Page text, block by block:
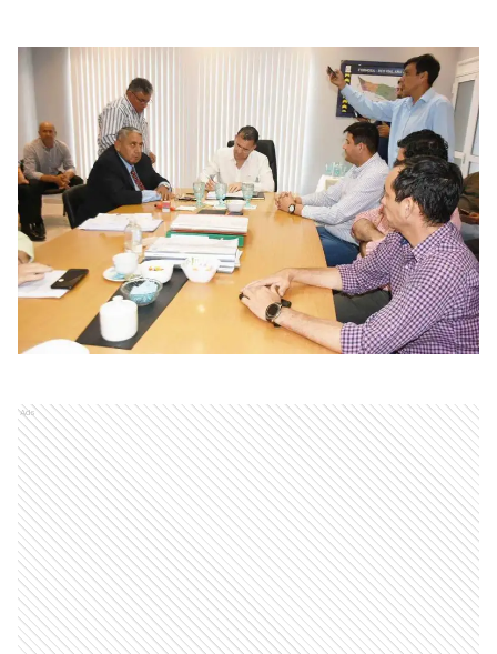
Ads